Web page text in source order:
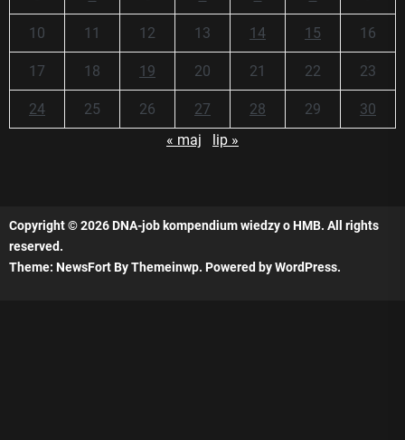
10 11 12 13 14 15 16
17 18 19 20 21 22 23
24 25 26 27 28 29
30
« maj
lip »
Copyright © 2026DNA-job kompendium wiedzy o HMB. All rights
reserved.
Theme: NewsFort ByThemeinwp. Powered byWordPress.